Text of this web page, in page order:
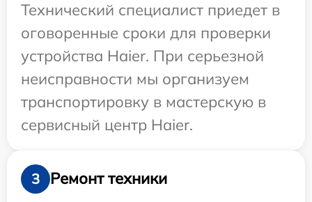
Технический специалист приедет в
оговоренные сроки для проверки
устройства Haier. При серьезной
неисправности мы организуем
транспортировку в мастерскую в
сервисный центр Haier.
3
Ремонт техники